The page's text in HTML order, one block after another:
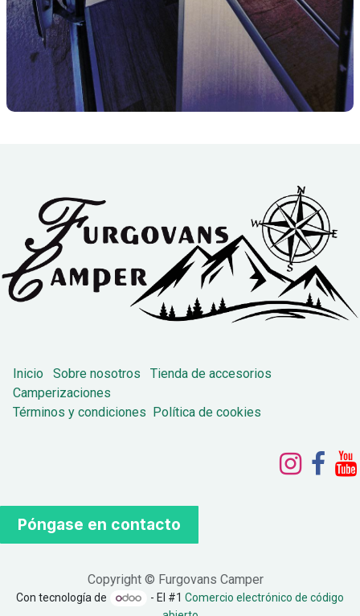
Inicio Sobre nosotros
Tienda de accesorios
Camperizaciones
Términos y condiciones
Política de cookies
Póngase en contacto
Copyright © Furgovans Camper
Con tecnología de - El #1Comercio electrónico de código